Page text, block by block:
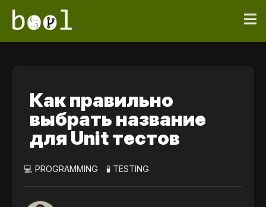
Как правильно
выбрать название
для Unit тестов
💻 PROGRAMMING 🧪 TESTING